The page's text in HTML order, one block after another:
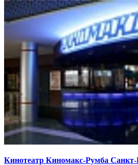
Кинотеатр Киномакс-Румба Санкт-